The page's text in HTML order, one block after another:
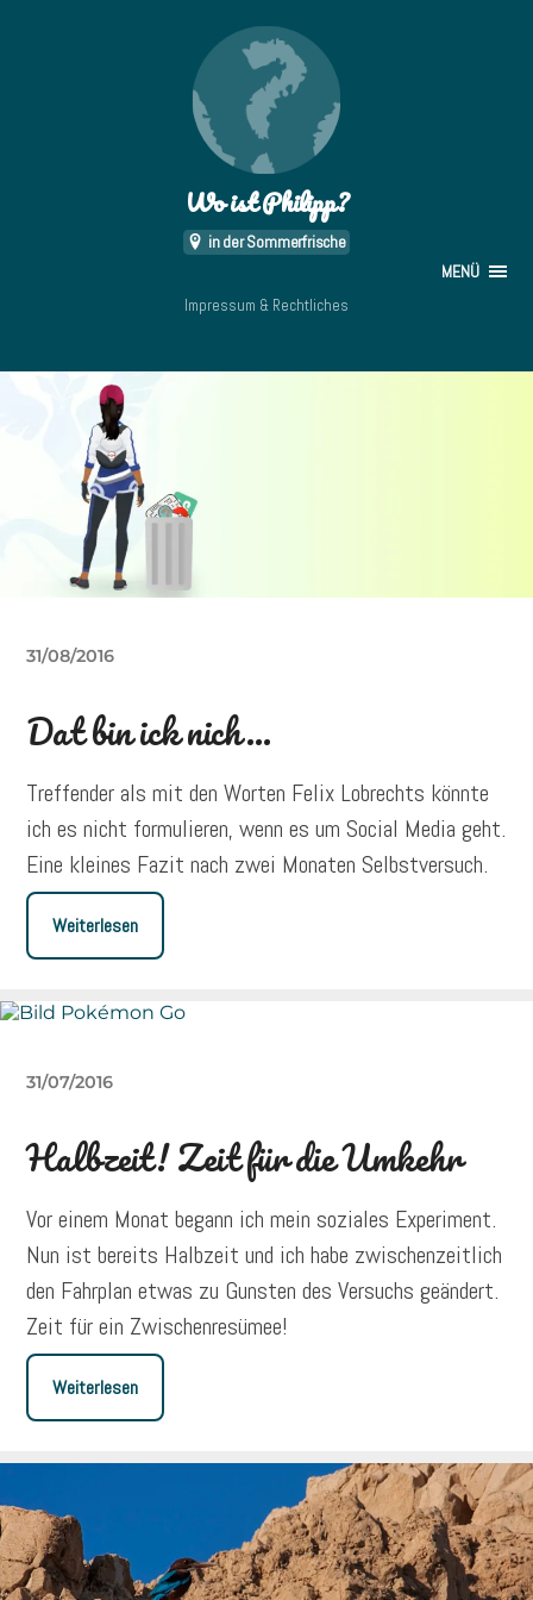
Wo ist Philipp?
in der Sommerfrische
MENÜ
Impressum & Rechtliches
31/08/2016
Dat bin ick nich…
Treffender als mit den Worten Felix Lobrechts könnte
ich es nicht formulieren, wenn es um Social Media geht.
Eine kleines Fazit nach zwei Monaten Selbstversuch.
Weiterlesen
31/07/2016
Halbzeit! Zeit für die Umkehr
Vor einem Monat begann ich mein soziales Experiment.
Nun ist bereits Halbzeit und ich habe zwischenzeitlich
den Fahrplan etwas zu Gunsten des Versuchs geändert.
Zeit für ein Zwischenresümee!
Weiterlesen